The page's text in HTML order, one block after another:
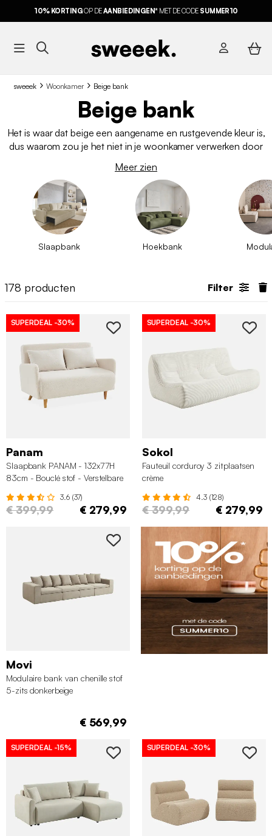
10% KORTINGOP DEAANBIEDINGEN*MET DE CODE SUMMER10
sweeek Woonkamer Beige bank
Beige bank
Het is waar dat beige een aangename en rustgevende kleur is,
dus waarom zou je het niet in je woonkamer verwerken door
mooi assortiment beige zitbanken, zodat je de bank kunt
vinden waar je altijd al van gedroomd hebt!
Meer zien
Slaapbank Hoekbank
178 producten Filter
SUPERDEAL -30%
Panam
Slaapbank PANAM - 132x77H
83cm - Bouclé stof - Verstelbare
3.6 (37)
€ 399,99 € 279,99
SUPERDEAL -30%
Sokol
Fauteuil corduroy 3 zitplaatsen
crème
4.3 (128)
€ 399,99 € 279,99
Movi
Modulaire bank van chenille stof
5-zits donkerbeige
€ 569,99
SUPERDEAL -15% SUPERDEAL -30%